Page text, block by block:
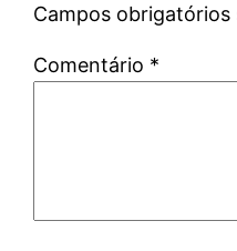
Campos
Comentário *